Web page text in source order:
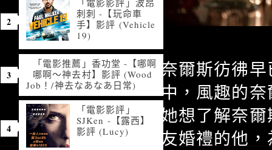
奈爾斯彷彿
中，風趣的
她想了解奈
友婚禮的他
「電影影評」波昂
刺刺 -【玩命車
手】影評 (Vehicle
19)
「電影推薦」香功堂 -【哪啊
哪啊～神去村】影評 (Wood
Job！/神去なあなあ日常)
「電影影評」
SJKen -【露西】
影評 (Lucy)